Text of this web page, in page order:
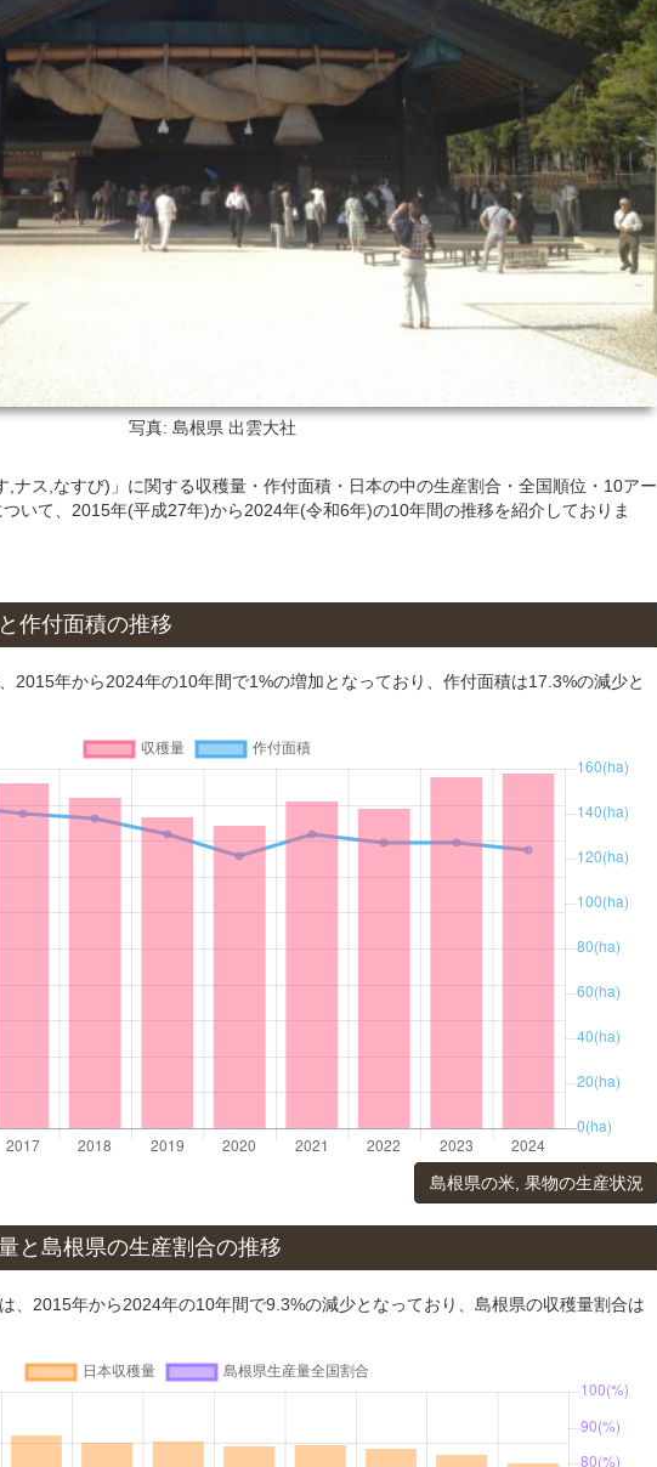
写真: 島根県 出雲大社
,ナス,なすび)」に関する収穫量・作付面積・日本の中の生産割合・全国順位・10アー
いて、2015年(平成27年)から2024年(令和6年)の10年間の推移を紹介しておりま
作付面積の推移
2015年から2024年の10年間で1%の増加となっており、作付面積は17.3%の減少と
島根県の米, 果物の生産状況
と島根県の生産割合の推移
、2015年から2024年の10年間で9.3%の減少となっており、島根県の収穫量割合は